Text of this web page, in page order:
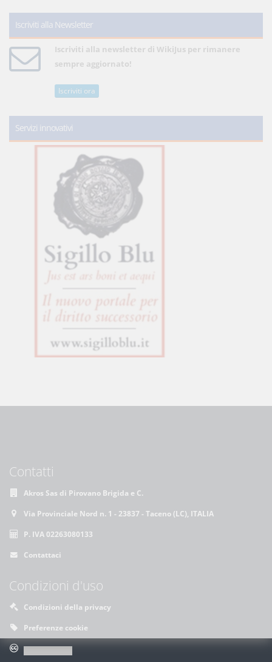
Iscriviti alla Newsletter
Iscriviti alla newsletter di WikiJus per rimanere
sempre aggiornato!
Iscriviti ora
Servizi innovativi
Contatti
Akros Sas di Pirovano Brigida e C.
Via Provinciale Nord n. 1 - 23837 - Taceno (LC), ITALIA
P. IVA 02263080133
Contattaci
Condizioni d'uso
Condizioni della privacy
Preferenze cookie